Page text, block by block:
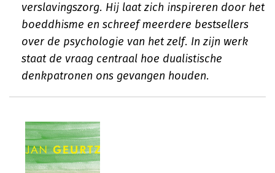
verslavingszorg. Hij laat zich inspireren door het
boeddhisme en schreef meerdere bestsellers
over de psychologie van het zelf. In zijn werk
staat de vraag centraal hoe dualistische
denkpatronen ons gevangen houden.